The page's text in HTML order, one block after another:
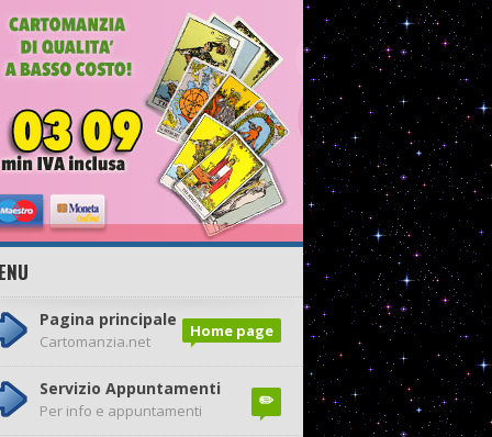
Home page
Pagina principale
Cartomanzia.net
✏️
Servizio Appuntamenti
Per info e appuntamenti